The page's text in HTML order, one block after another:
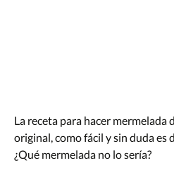
La receta para hacer mermelada
original, como fácil y sin duda es
¿Qué mermelada no lo sería?